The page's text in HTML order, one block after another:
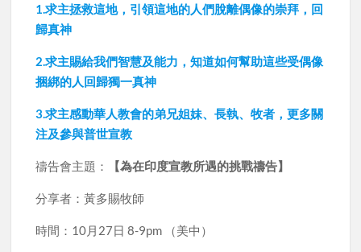
1.求主拯救這地，引領這地的人們脫離偶像的崇拜，回
歸真神
2.求主賜給我們智慧及能力，知道如何幫助這些受偶像
捆綁的人回歸獨一真神
3.求主感動華人教會的弟兄姐妹、長執、牧者，更多關
注及參與普世宣教
禱告會主題： 【為在印度宣教所遇的挑戰禱告】
分享者：黃多賜牧師
時間：10月27日 8-9pm （美中）